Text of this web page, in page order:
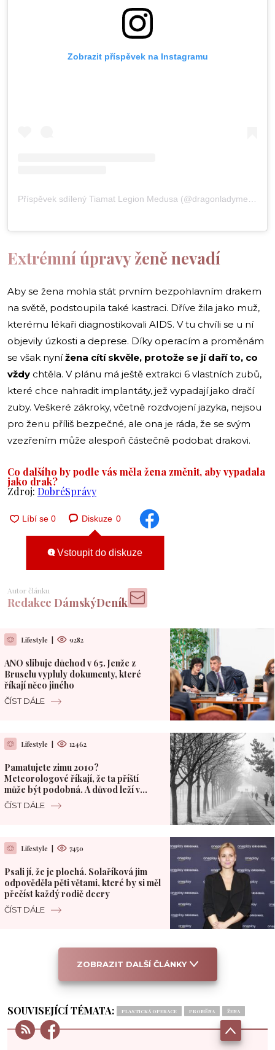
Zobrazit příspěvek na Instagramu
Extrémní úpravy ženě nevadí
Aby se žena mohla stát prvním bezpohlavním drakem
na světě, podstoupila také kastraci. Dříve žila jako muž,
kterému lékaři diagnostikovali AIDS. V tu chvíli se u ní
objevily úzkosti a deprese. Díky operacím a proměnám
se však nynížena cítí skvěle, protože se jí daří to, co
vždy chtěla. V plánu má ještě extrakci 6 vlastních zubů,
které chce nahradit implantáty, jež vypadají jako dračí
zuby. Veškeré zákroky, včetně rozdvojení jazyka, nejsou
pro ženu příliš bezpečné, ale ona je ráda, že se svým
vzezřením může alespoň částečně podobat drakovi.
Co dalšího by podle vás měla žena změnit, aby vypadala
jako drak?
Zdroj: DobréSprávy
Diskuze 0
Vstoupit do diskuze
Autor článku
Redakce DámskýDeník
Lifestyle | 9282
ANO slibuje důchod v 65. Jenže z
Bruselu vypluly dokumenty, které
říkají něco jiného
ČÍST DÁLE
Lifestyle | 12462
Pamatujete zimu 2010?
Meteorologové říkají, že ta příští
může být podobná. A důvod leží v
Pacifiku
ČÍST DÁLE
Lifestyle | 7450
Psali jí, že je plochá. Solaříková jim
odpověděla pěti větami, které by si měl
přečíst každý rodič dcery
ČÍST DÁLE
ZOBRAZIT DALŠÍ ČLÁNKY
SOUVISEJÍCÍ TÉMATA: PLASTICKÁ OPERACE PROMĚNA ŽENA